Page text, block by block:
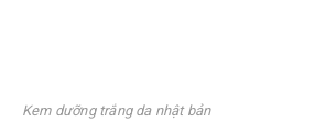
Kem dưỡng trắng da nhật bản